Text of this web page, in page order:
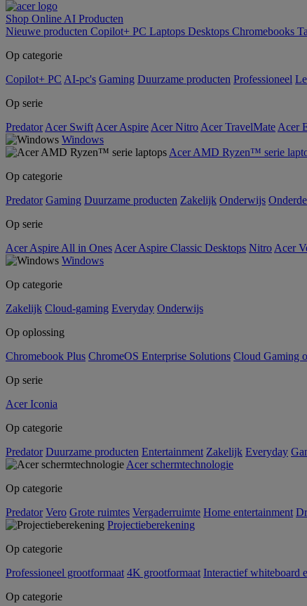
Shop Online AI Producten
Nieuwe producten Copilot+ PC Laptops Desktops Chromebooks
Op categorie
Copilot+ PC AI-pc's Gaming Duurzame producten Professioneel
Op serie
Predator Acer Swift Acer Aspire Acer Nitro Acer TravelMate Acer
Windows
Acer AMD Ryzen™ serie
Op categorie
Predator Gaming Duurzame producten Zakelijk Onderwijs
Op serie
Acer Aspire All in Ones Acer Aspire Classic Desktops Nitro Acer
Windows
Op categorie
Zakelijk Cloud-gaming Everyday Onderwijs
Op oplossing
Chromebook Plus ChromeOS Enterprise Solutions Cloud Gaming
Op serie
Acer Iconia
Op categorie
Predator Duurzame producten Entertainment Zakelijk Everyday
Acer schermtechnologie
Op categorie
Predator Vero Grote ruimtes Vergaderruimte Home entertainment
Projectieberekening
Op categorie
Professioneel grootformaat 4K grootformaat Interactief whiteboard
Op categorie